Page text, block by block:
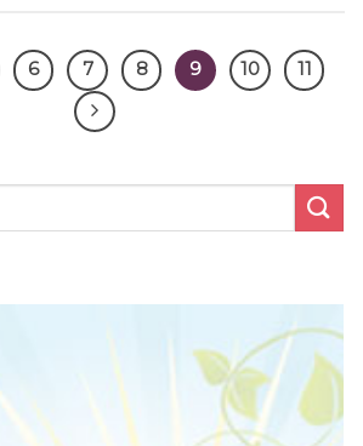
6 7 8 9 10 11